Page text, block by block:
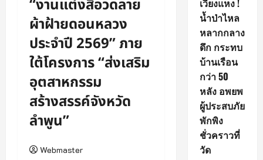
“งานแต่งสีอวดลาย
ผ้าฝ้ายดอนหลวง
ประจำปี 2569” ภาย
ใต้โครงการ “ส่งเสริม
อุตสาหกรรม
สร้างสรรค์จังหวัด
ลำพูน”
Webmaster
เวียงแหง !
น้ำป่าไหล
หลากกลาง
ดึก กระทบ
บ้านเรือน
กว่า 50
หลัง อพยพ
ผู้ประสบภัย
พักพิง
ชั่วคราวที่
วัด